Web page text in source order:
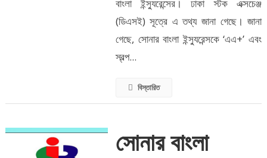
বাংলা ইন্স্যুরেন্সের। ঢাকা স্টক এক্সচেঞ্জ
(ডিএসই) সূত্রে এ তথ্য জানা গেছে। জানা
গেছে, সোনার বাংলা ইন্স্যুরেন্সকে ‘এএ+’ এবং
স্বল্প...
বিস্তারিত
সোনার বাংলা